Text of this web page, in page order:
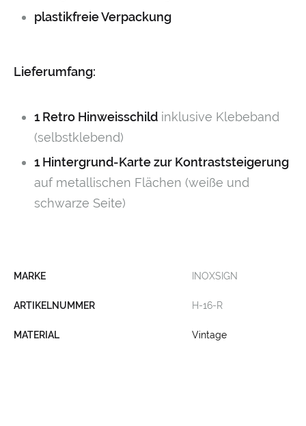
plastikfreie Verpackung
Lieferumfang:
1 Retro Hinweisschild inklusive Klebeband
(selbstklebend)
1 Hintergrund-Karte zur Kontraststeigerung
auf metallischen Flächen (weiße und
schwarze Seite)
MARKE INOXSIGN
ARTIKELNUMMER H-16-R
MATERIAL Vintage